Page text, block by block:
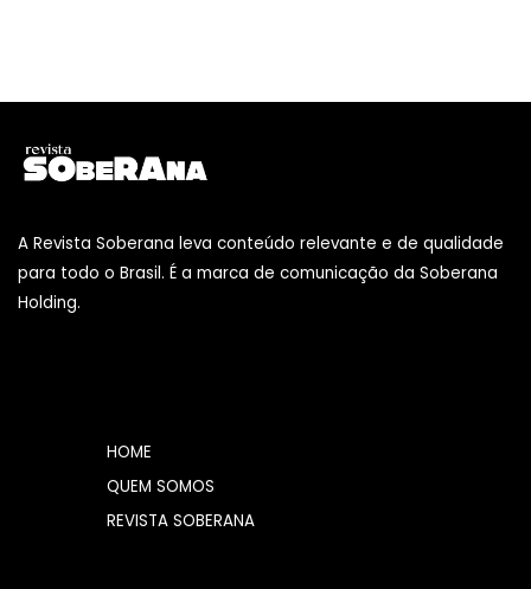
A Revista Soberana leva conteúdo relevante e de qualidade
para todo o Brasil. É a marca de comunicação da Soberana
Holding.
HOME
QUEM SOMOS
REVISTA SOBERANA